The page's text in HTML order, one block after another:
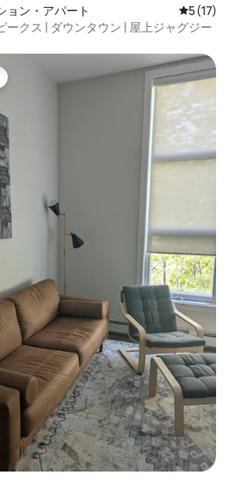
ョン・アパート レビュー
5 (17)
ークス | ダウンタウン | 屋上ジャグジー
イスです。